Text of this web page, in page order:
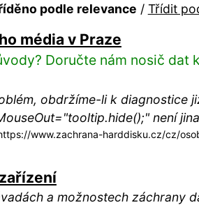
podle relevance / Třídit
média v Praze
Doručte nám nosič dat k
obdržíme-li k diagnostice
není
www.zachrana-harddisku.cz/cz/
a možnostech záchrany